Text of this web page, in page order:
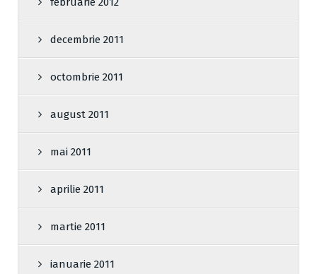
decembrie 2011
octombrie 2011
august 2011
mai 2011
aprilie 2011
martie 2011
ianuarie 2011